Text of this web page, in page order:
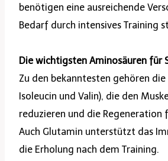
benötigen eine ausreichende
Bedarf durch intensives Training
Die wichtigsten Aminosäuren für
Zu den bekanntesten gehören die
Isoleucin und Valin), die den
reduzieren und die Regeneration
Auch Glutamin unterstützt das
die Erholung nach dem Training.